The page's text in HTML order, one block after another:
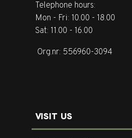
Telephone hours:
Mon - Fri: 10.00 - 18.00
Sat: 11.00 - 16.00
Org.nr: 556960-3094
VISIT US